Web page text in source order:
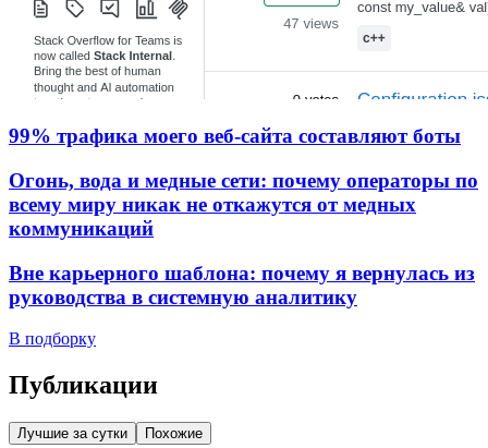
99% трафика моего веб‑сайта составляют боты
Огонь, вода и медные сети: почему операторы по
всему миру никак не откажутся от медных
коммуникаций
Вне карьерного шаблона: почему я вернулась из
руководства в системную аналитику
В подборку
Публикации
Лучшие за сутки Похожие